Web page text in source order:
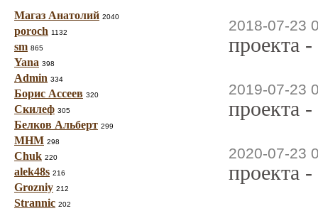
Магаз Анатолий 2040
poroch 1132
sm 865
Yana 398
Admin 334
Борис Ассеев 320
Скилеф 305
Белков Альберт 299
МНМ 298
Chuk 220
alek48s 216
Grozniy 212
Strannic 202
2018-07-23
проекта
2019-07-23
проекта
2020-07-23
проекта